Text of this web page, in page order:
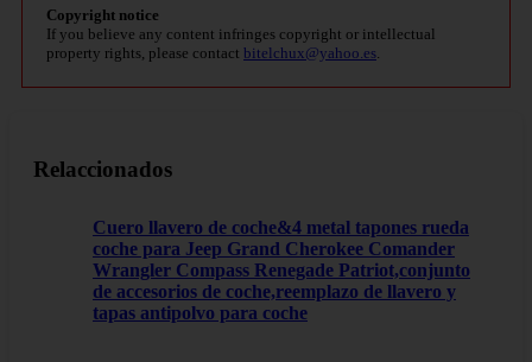
Copyright notice
If you believe any content infringes copyright or intellectual
property rights, please contact bitelchux@yahoo.es
Relaccionados
Cuero llavero de coche&4 metal tapones rueda
coche para Jeep Grand Cherokee Comander
Wrangler Compass Renegade Patriot,conjunto
de accesorios de coche,reemplazo de llavero y
tapas antipolvo para coche